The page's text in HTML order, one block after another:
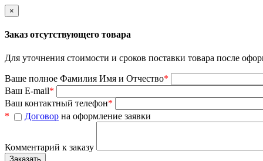
×
Заказ отсутствующего товара
Для уточнения стоимости и сроков поставки товара после
Ваше полное Фамилия Имя и Отчество*
Ваш E-mail*
Ваш контактный телефон*
*
Договор на оформление заявки
Комментарий к заказу